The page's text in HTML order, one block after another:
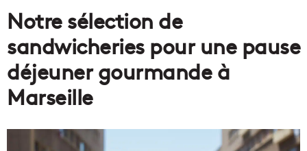
Notre sélection de
sandwicheries pour une pause
déjeuner gourmande à
Marseille